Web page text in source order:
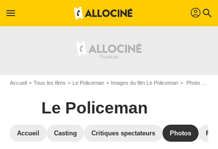
menu profil search
Accueil Tous les films Le Policeman Images du film Le Policeman Photo du film Le Policeman - Photo 2
Le Policeman
Accueil Casting Critiques spectateurs Photos